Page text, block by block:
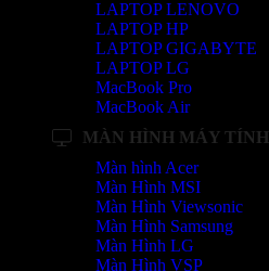
LAPTOP LENOVO
LAPTOP HP
LAPTOP GIGABYTE
LAPTOP LG
MacBook Pro
MacBook Air
MÀN HÌNH MÁY TÍNH
Màn hình Acer
Màn Hình MSI
Màn Hình Viewsonic
Màn Hình Samsung
Màn Hình LG
Màn Hình VSP